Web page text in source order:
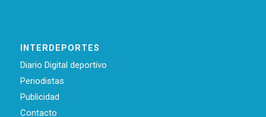
INTERDEPORTES
Diario Digital deportivo
Periodistas
Publicidad
Contacto